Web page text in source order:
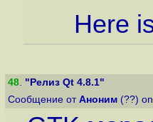
Here is
48. "Релиз Qt 4.8.1"
Сообщение от Аноним (??)